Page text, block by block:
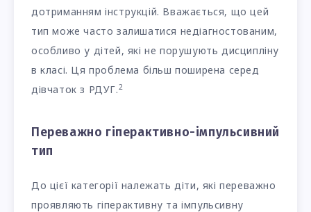
дотриманням інструкцій. Вважається, що цей
тип може часто залишатися недіагностованим,
особливо у дітей, які не порушують дисципліну
в класі. Ця проблема більш поширена серед
дівчаток з РДУГ. 2
Переважно гіперактивно-імпульсивний
тип
До цієї категорії належать діти, які переважно
проявляють гіперактивну та імпульсивну